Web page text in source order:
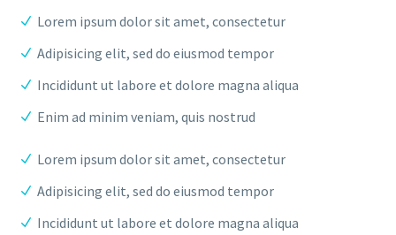
Lorem ipsum dolor sit amet, consectetur
Adipisicing elit, sed do eiusmod tempor
Incididunt ut labore et dolore magna aliqua
Enim ad minim veniam, quis nostrud
Lorem ipsum dolor sit amet, consectetur
Adipisicing elit, sed do eiusmod tempor
Incididunt ut labore et dolore magna aliqua